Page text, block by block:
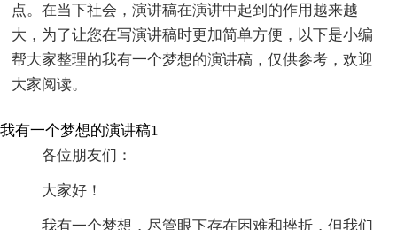
点。在当下社会，演讲稿在演讲中起到的作用越来越
大，为了让您在写演讲稿时更加简单方便，以下是小编
帮大家整理的我有一个梦想的演讲稿，仅供参考，欢迎
大家阅读。
我有一个梦想的演讲稿1
各位朋友们：
大家好！
我有一个梦想，尽管眼下存在困难和挫折，但我们